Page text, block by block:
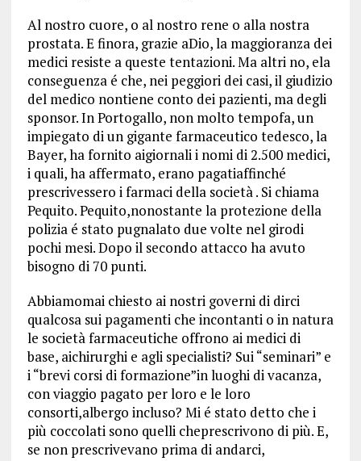
Al nostro cuore, o al nostro rene o alla nostra
prostata. E finora, grazie aDio, la maggioranza dei
medici resiste a queste tentazioni. Ma altri no, ela
conseguenza é che, nei peggiori dei casi, il giudizio
del medico nontiene conto dei pazienti, ma degli
sponsor. In Portogallo, non molto tempofa, un
impiegato di un gigante farmaceutico tedesco, la
Bayer, ha fornito aigiornali i nomi di 2.500 medici,
i quali, ha affermato, erano pagatiaffinché
prescrivessero i farmaci della società . Si chiama
Pequito. Pequito,nonostante la protezione della
polizia é stato pugnalato due volte nel girodi
pochi mesi. Dopo il secondo attacco ha avuto
bisogno di 70 punti.
Abbiamomai chiesto ai nostri governi di dirci
qualcosa sui pagamenti che incontanti o in natura
le società farmaceutiche offrono ai medici di
base, aichirurghi e agli specialisti? Sui “seminari” e
i “brevi corsi di formazione”in luoghi di vacanza,
con viaggio pagato per loro e le loro
consorti,albergo incluso? Mi é stato detto che i
più coccolati sono quelli cheprescrivono di più. E,
se non prescrivevano prima di andarci,